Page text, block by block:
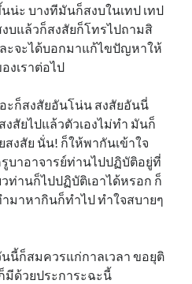
ะ บางทีมันก็สงบในเทป เทป
บแล้วก็สงสัยก็โทรไปถามสิ
ะจะได้บอกมาแก้ไขปัญหาให้
งเราต่อไป
ะก็สงสัยอันโน่น สงสัยอันนี่
สัยไปแล้วตัวเองไม่ทำ มันก็
งสัย นั่น! ก็ให้พากันเข้าใจ
รูบาอาจารย์ท่านไปปฏิบัติอยู่ที่
ท่านก็ไปปฏิบัติเอาได้หรอก ก็
มาหากินก็ทำไป ทำใจสบายๆ
นี้ก็สมควรแก่กาลเวลา ขอยุติ
ก็มีด้วยประการะฉะนี้